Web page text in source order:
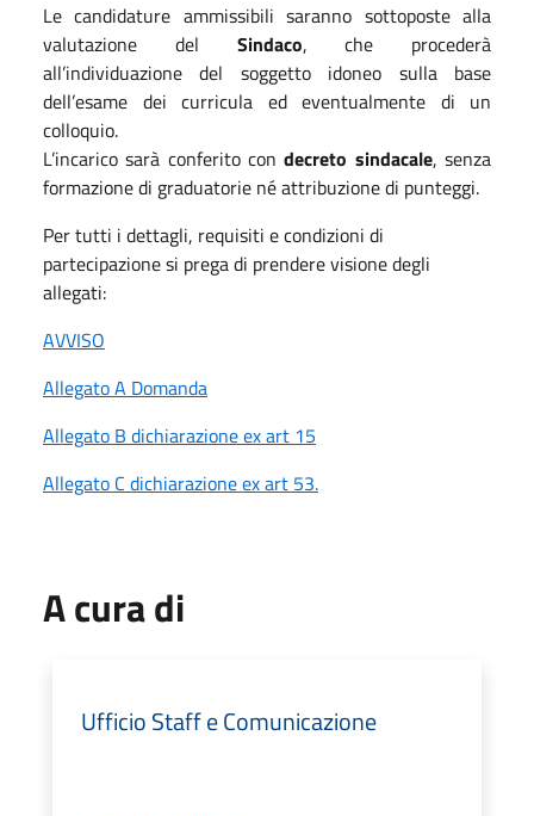
Le candidature ammissibili saranno sottoposte alla
valutazione del Sindaco, che procederà
all’individuazione del soggetto idoneo sulla base
dell’esame dei curricula ed eventualmente di un
colloquio.
L’incarico sarà conferito condecreto sindacale, senza
formazione di graduatorie né attribuzione di punteggi.
Per tutti i dettagli, requisiti e condizioni di
partecipazione si prega di prendere visione degli
allegati:
AVVISO
Allegato A Domanda
Allegato B dichiarazione ex art 15
Allegato C dichiarazione ex art 53.
A cura di
Ufficio Staff e Comunicazione